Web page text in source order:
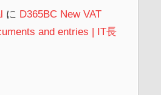
に D365BC New VAT
and entries | IT長